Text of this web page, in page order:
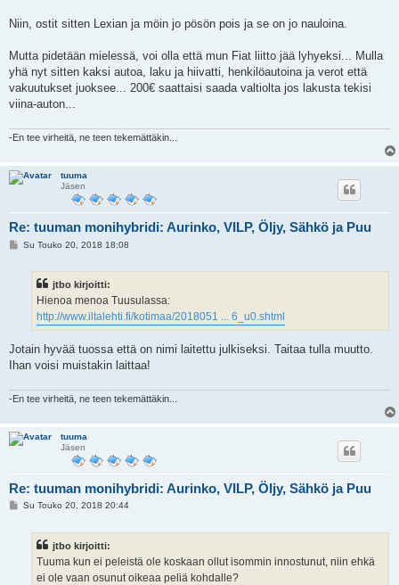
Niin, ostit sitten Lexian ja möin jo pösön pois ja se on jo nauloina.
Mutta pidetään mielessä, voi olla että mun Fiat liitto jää lyhyeksi... Mulla
yhä nyt sitten kaksi autoa, laku ja hiivatti, henkilöautoina ja verot että
vakuutukset juoksee... 200€ saattaisi saada valtiolta jos lakusta tekisi
viina-auton...
-En tee virheitä, ne teen tekemättäkin...
tuuma
Jäsen
Re: tuuman monihybridi: Aurinko, VILP, Öljy, Sähkö ja Puu
VSu Touko 20, 2018 18:08
jtbo kirjoitti:
Hienoa menoa Tuusulassa:
http://www.iltalehti.fi/kotimaa/2018051 ... 6_u0.shtml
Jotain hyvää tuossa että on nimi laitettu julkiseksi. Taitaa tulla muutto.
Ihan voisi muistakin laittaa!
-En tee virheitä, ne teen tekemättäkin...
tuuma
Jäsen
Re: tuuman monihybridi: Aurinko, VILP, Öljy, Sähkö ja Puu
VSu Touko 20, 2018 20:44
jtbo kirjoitti:
Tuuma kun ei peleistä ole koskaan ollut isommin innostunut, niin ehkä
ei ole vaan osunut oikeaa peliä kohdalle?